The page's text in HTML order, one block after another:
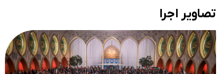
تصاویر اجرا